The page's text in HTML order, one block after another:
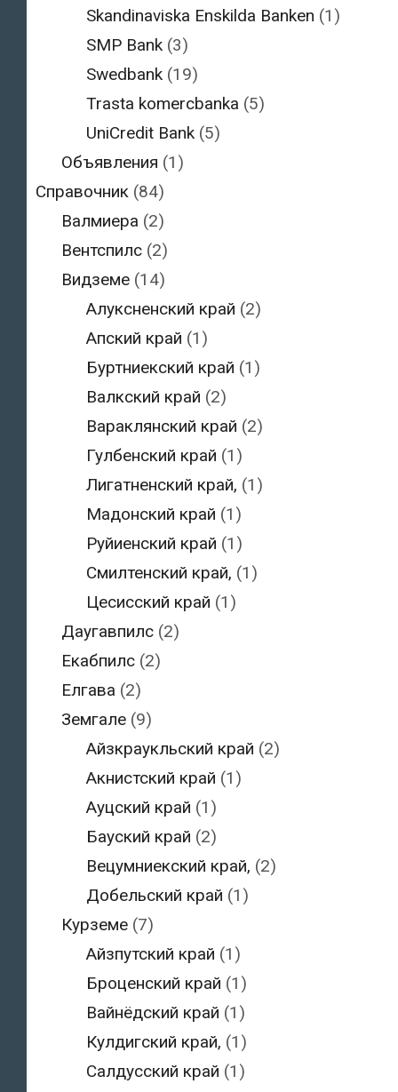
Skandinaviska Enskilda Banken (1)
SMP Bank (3)
Swedbank (19)
Trasta komercbanka (5)
UniCredit Bank (5)
Объявления (1)
Справочник (84)
Валмиера (2)
Вентспилс(2)
Видземе(14)
Алуксненский край (2)
Апский край (1)
Буртниекский край (1)
Валкский край (2)
Вараклянский край (2)
Гулбенский край (1)
Лигатненский край, (1)
Мадонский край (1)
Руйиенский край (1)
Смилтенский край, (1)
Цесисский край (1)
Даугавпилс(2)
Екабпилс(2)
Елгава (2)
Земгале(9)
Айзкраукльский край (2)
Акнистский край (1)
Ауцский край (1)
Бауский край (2)
Вецумниекский край, (2)
Добельский край (1)
Курземе(7)
Айзпутский край (1)
Броценский край (1)
Вайнёдский край (1)
Кулдигский край, (1)
Салдусский край (1)